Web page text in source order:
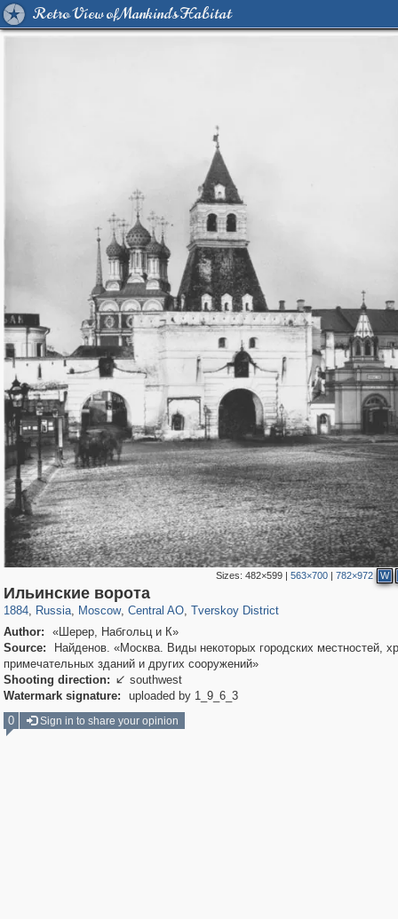
Retro View of Mankind's Habitat
Sizes:482×599 |563×700 |782×972 W
Ильинские ворота
1884, Russia
1,407,780 29,263
, Moscow
319,968 8,295
, Central AO
160,055 5,920
, Tverskoy District
Author:
«Шерер, Набгольц и К»
Source:
Найденов. «Москва. Виды некоторых городских местностей,
примечательных зданий и других сооружений»
Shooting direction:  southwest
Watermark signature:
uploaded by 1_9_6_3
0
Sign in to share your opinion